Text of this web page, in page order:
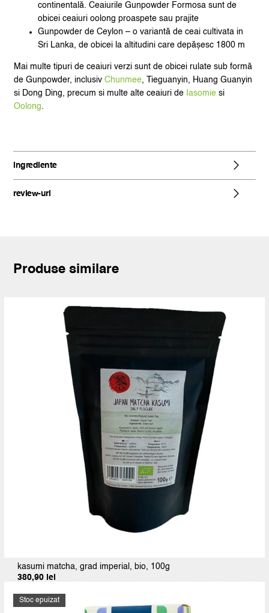
continentală. Ceaiurile Gunpowder Formosa sunt de
obicei ceaiuri oolong proaspete sau prajite
Gunpowder de Ceylon – o variantă de ceai cultivata in
Sri Lanka, de obicei la altitudini care depășesc 1800 m
Mai multe tipuri de ceaiuri verzi sunt de obicei rulate sub formă
de Gunpowder, inclusivChunmee, Tieguanyin, Huang Guanyin
si Dong Ding, precum si multe alte ceaiuri de Iasomie si
Oolong.
ingrediente
review-uri
Produse similare
kasumi matcha, grad imperial, bio, 100g
380,90 lei
Stoc epuizat